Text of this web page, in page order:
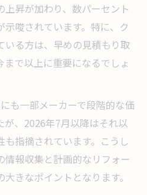
りたい値上幅の実態
値上幅を正確に把握する
わるクロス張り替え相場の
がリフォーム費用に与え
ゲツの値上げ幅をどう読
昇が加わり、数パーセント
唆されています。特に、ク
いる方は、早めの見積もり取
で以上に重要になるでしょ
も一部メーカーで段階的な価
、2026年7月以降はそれ以
も指摘されています。こうし
情報収集と計画的なリフォー
きなポイントとなります。